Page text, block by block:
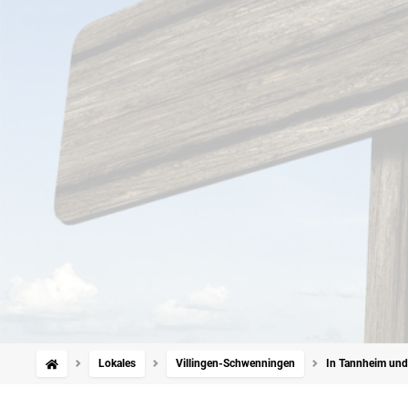
Lokales Villingen-Schwenningen In Tannheim